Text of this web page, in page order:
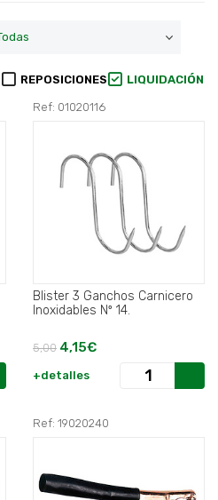
REPOSICIONES LIQUIDACIÓN
Ref: 01020116
Blister 3 Ganchos Carnicero
Inoxidables Nº 14.
5,00 4,15€
+detalles
Ref: 19020240